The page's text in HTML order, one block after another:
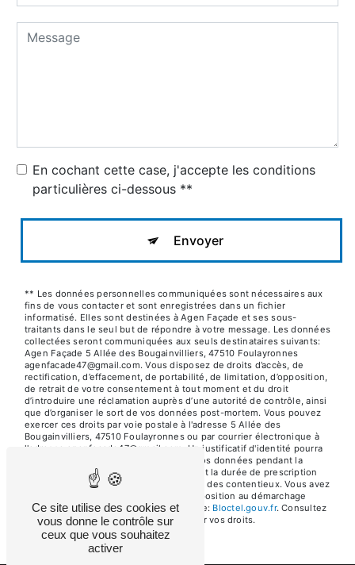
En cochant cette case, j'accepte les conditions
particulières ci-dessous **
Envoyer
** Les données personnelles communiquées sont nécessaires aux
fins de vous contacter et sont enregistrées dans un fichier
informatisé. Elles sont destinées à Agen Façade et ses sous-
traitants dans le seul but de répondre à votre message. Les données
collectées seront communiquées aux seuls destinataires suivants:
Agen Façade 5 Allée des Bougainvilliers, 47510 Foulayronnes
agenfacade47@gmail.com. Vous disposez de droits d’accès, de
rectification, d’effacement, de portabilité, de limitation, d’opposition,
de retrait de votre consentement à tout moment et du droit
d’introduire une réclamation auprès d’une autorité de contrôle, ainsi
que d’organiser le sort de vos données post-mortem. Vous pouvez
exercer ces droits par voie postale à l'adresse 5 Allée des
Bougainvilliers, 47510 Foulayronnes ou par courrier électronique à
l'adresse agenfacade47@gmail.com. Un justificatif d'identité pourra
vous être demandé. Nous conservons vos données pendant la
période de prise de contact puis pendant la durée de prescription
légale aux fins probatoires et de gestion des contentieux. Vous avez
le droit de vous inscrire sur la liste d'opposition au démarchage
téléphonique, disponible à cette adresse:
Bloctel.gouv.fr. Consultez
le site cnil.fr pour plus d’informations sur vos droits.
Ce site utilise des cookies et
vous donne le contrôle sur
ceux que vous souhaitez
activer